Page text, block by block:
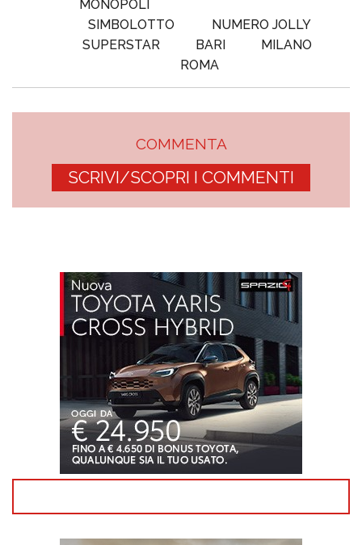
MONOPOLI
SIMBOLOTTO
NUMERO JOLLY
SUPERSTAR
BARI
MILANO
ROMA
COMMENTA
SCRIVI/SCOPRI I COMMENTI